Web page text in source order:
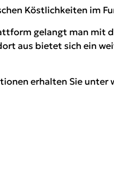
Köstlichkeiten im
gelangt man mit
aus bietet sich ein
erhalten Sie unter